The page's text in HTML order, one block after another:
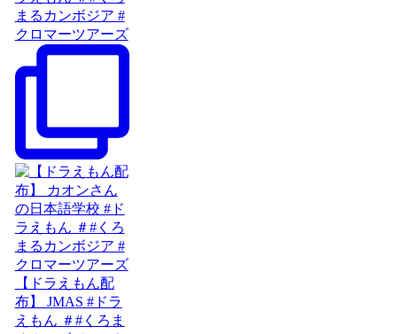
まるカンボジア #
クロマーツアーズ
【ドラえもん配
布】 JMAS #ドラ
えもん ＃#くろま